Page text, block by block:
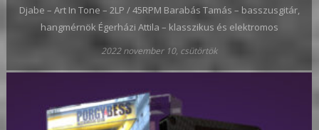
Djabe – Art In Tone – 2LP / 45RPM Barabás Tamás – basszusgitár,
hangmérnök Égerházi Attila – klasszikus és elektromos
2022 november 10, csütörtök